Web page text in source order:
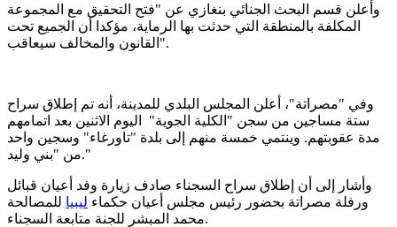
وأعلن قسم البحث الجنائي بنغازي عن "فتح التحقيق مع المجموعة
المكلفة بالمنطقة التي حدثت بها الرماية، مؤكدا أن الجميع تحت
القانون والمخالف سيعاقب".
وفي "مصراتة"، أعلن المجلس البلدي للمدينة، أنه تم إطلاق سراح
ستة مساجين من سجن "الكلية الجوية" اليوم الاثنين بعد اتمامهم
مدة عقوبتهم. وينتمي خمسة منهم إلى بلدة "تاورغاء" وسجين واحد
من "بني وليد."
وأشار إلى أن إطلاق سراح السجناء صادف زيارة وفد أعيان قبائل
ورفلة مصراتة بحضور رئيس مجلس أعيان حكماء ليبيا للمصالحة
محمد المبشر للجنة متابعة السجناء.